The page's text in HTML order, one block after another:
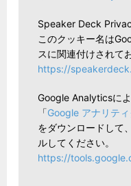
Speaker Deck
このクッキー名は
スに関連付けされて
https://
Google Analyticsに
「Google アナリテ
をダウンロードして
ルしてください。
https://